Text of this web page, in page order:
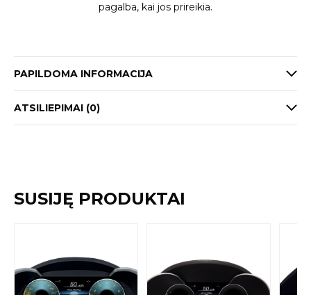
pagalba, kai jos prireikia.
PAPILDOMA INFORMACIJA
ATSILIEPIMAI (0)
SUSIJĘ PRODUKTAI